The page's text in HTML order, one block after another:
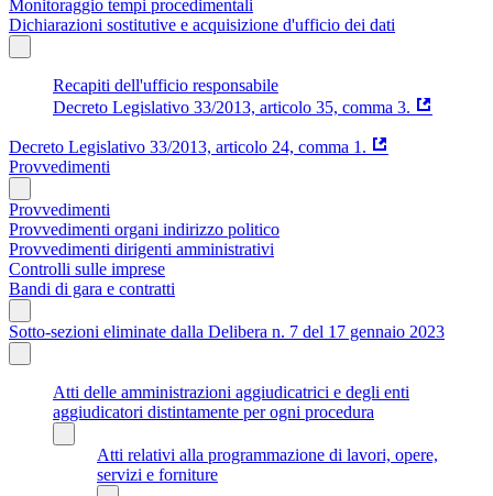
Monitoraggio tempi procedimentali
Dichiarazioni sostitutive e acquisizione d'ufficio dei dati
Recapiti dell'ufficio responsabile
Decreto Legislativo 33/2013, articolo 35, comma 3.
Decreto Legislativo 33/2013, articolo 24, comma 1.
Provvedimenti
Provvedimenti
Provvedimenti organi indirizzo politico
Provvedimenti dirigenti amministrativi
Controlli sulle imprese
Bandi di gara e contratti
Sotto-sezioni eliminate dalla Delibera n. 7 del 17 gennaio 2023
Atti delle amministrazioni aggiudicatrici e degli enti
aggiudicatori distintamente per ogni procedura
Atti relativi alla programmazione di lavori, opere,
servizi e forniture